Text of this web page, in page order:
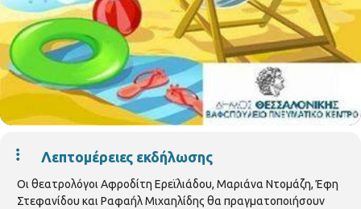
Λεπτομέρειες εκδήλωσης
Οι θεατρολόγοι Αφροδίτη Ερεϊλιάδου, Μαριάνα Ντομάζη, Έφη
Στεφανίδου και Ραφαήλ Μιχαηλίδης θα πραγματοποιήσουν